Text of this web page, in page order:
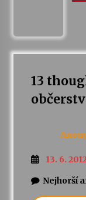
13
13. 6.
Nejhorší